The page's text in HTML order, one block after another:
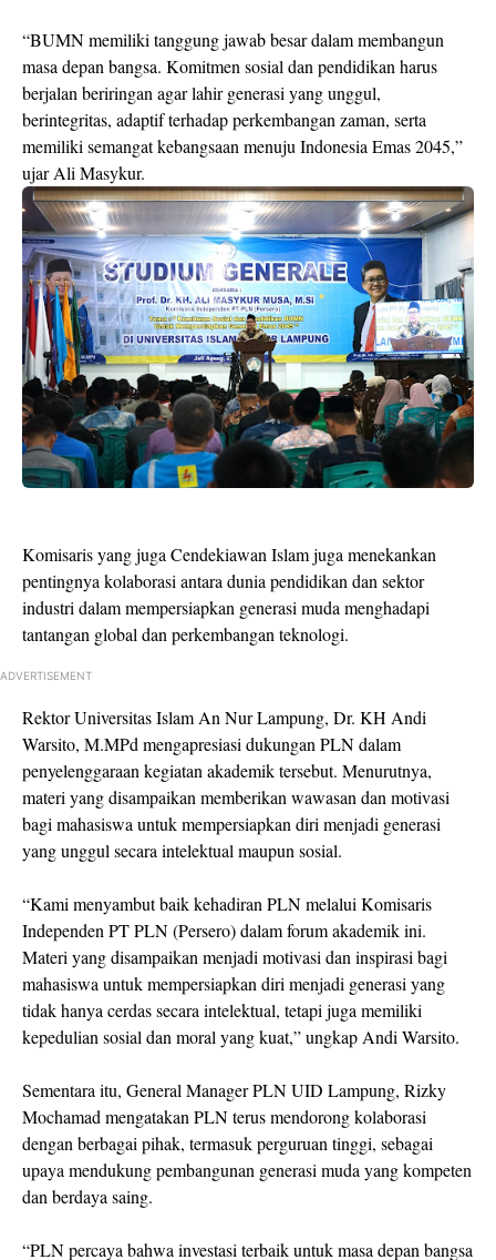
“BUMN memiliki tanggung jawab besar dalam membangun
masa depan bangsa. Komitmen sosial dan pendidikan harus
berjalan beriringan agar lahir generasi yang unggul,
berintegritas, adaptif terhadap perkembangan zaman, serta
memiliki semangat kebangsaan menuju Indonesia Emas 2045,”
ujar Ali Masykur.
Komisaris yang juga Cendekiawan Islam juga menekankan
pentingnya kolaborasi antara dunia pendidikan dan sektor
industri dalam mempersiapkan generasi muda menghadapi
tantangan global dan perkembangan teknologi.
ADVERTISEMENT
Rektor Universitas Islam An Nur Lampung, Dr. KH Andi
Warsito, M.MPd mengapresiasi dukungan PLN dalam
penyelenggaraan kegiatan akademik tersebut. Menurutnya,
materi yang disampaikan memberikan wawasan dan motivasi
bagi mahasiswa untuk mempersiapkan diri menjadi generasi
yang unggul secara intelektual maupun sosial.
“Kami menyambut baik kehadiran PLN melalui Komisaris
Independen PT PLN (Persero) dalam forum akademik ini.
Materi yang disampaikan menjadi motivasi dan inspirasi bagi
mahasiswa untuk mempersiapkan diri menjadi generasi yang
tidak hanya cerdas secara intelektual, tetapi juga memiliki
kepedulian sosial dan moral yang kuat,” ungkap Andi Warsito.
Sementara itu, General Manager PLN UID Lampung, Rizky
Mochamad mengatakan PLN terus mendorong kolaborasi
dengan berbagai pihak, termasuk perguruan tinggi, sebagai
upaya mendukung pembangunan generasi muda yang kompeten
dan berdaya saing.
“PLN percaya bahwa investasi terbaik untuk masa depan bangsa